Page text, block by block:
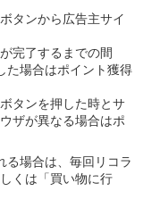
タンから広告主サイ
完了するまでの間
た場合はポイント獲得
タンを押した時とサ
ザが異なる場合はポ
る場合は、毎回リコラ
くは「買い物に行